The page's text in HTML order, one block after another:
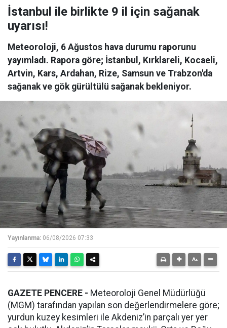
İstanbul ile birlikte 9 il için sağanak
uyarısı!
Meteoroloji, 6 Ağustos hava durumu raporunu
yayımladı. Rapora göre; İstanbul, Kırklareli, Kocaeli,
Artvin, Kars, Ardahan, Rize, Samsun ve Trabzon'da
sağanak ve gök gürültülü sağanak bekleniyor.
Yayınlanma: 06/08/2026 07:33
GAZETE PENCERE - Meteoroloji Genel Müdürlüğü
(MGM) tarafından yapılan son değerlendirmelere göre;
yurdun kuzey kesimleri ile Akdeniz’in parçalı yer yer